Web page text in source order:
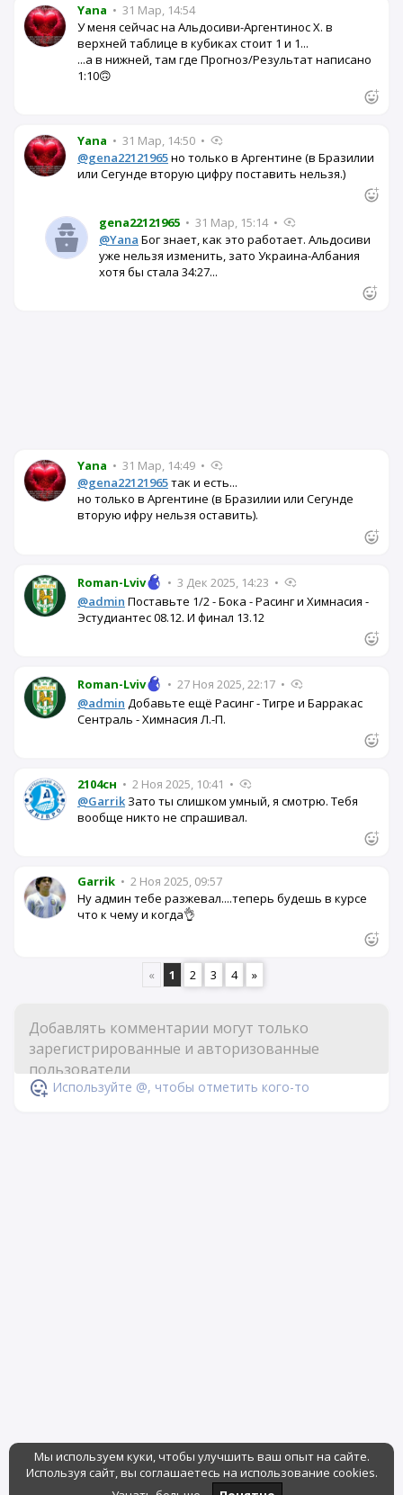
Yana • 31 Мар, 14:54
У меня сейчас на Альдосиви-Аргентинос Х. в
верхней таблице в кубиках стоит 1 и 1...
...а в нижней, там где Прогноз/Результат написано
1:10🙃
Yana • 31 Мар, 14:50 •
@gena22121965но только в Аргентине (в Бразилии
или Сегунде вторую цифру поставить нельзя.)
gena22121965 • 31 Мар, 15:14 •
@Yana Бог знает, как это работает. Альдосиви
уже нельзя изменить, зато Украина-Албания
хотя бы стала 34:27...
Yana • 31 Мар, 14:49 •
@gena22121965так и есть...
но только в Аргентине (в Бразилии или Сегунде
вторую ифру нельзя оставить).
Roman-Lviv • 3 Дек 2025, 14:23 •
@admin Поставьте 1/2 - Бока - Расинг и Химнасия -
Эстудиантес 08.12. И финал 13.12
Roman-Lviv • 27 Ноя 2025, 22:17 •
@admin Добавьте ещё Расинг - Тигре и Барракас
Сентраль - Химнасия Л.-П.
2104сн • 2 Ноя 2025, 10:41 •
@Garrik Зато ты слишком умный, я смотрю. Тебя
вообще никто не спрашивал.
Garrik • 2 Ноя 2025, 09:57
Ну админ тебе разжевал....теперь будешь в курсе
что к чему и когда👌
« 1 2 3 4 »
Используйте @, чтобы отметить кого-то
Мы используем куки, чтобы улучшить ваш опыт на сайте.
Используя сайт, вы соглашаетесь на использование cookies.